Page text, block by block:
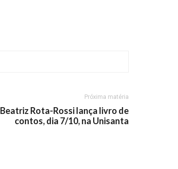
Próxima matéria
Beatriz Rota-Rossi lança livro de
contos, dia 7/10, na Unisanta